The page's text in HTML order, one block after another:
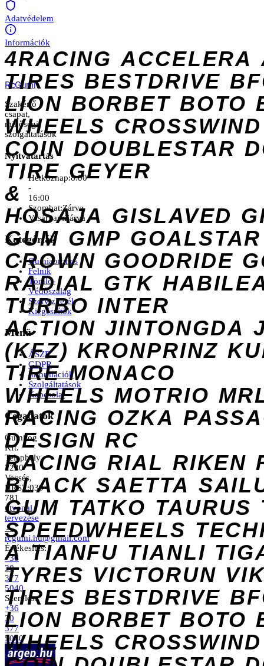
Adatvédelem
Információk
4RACING ACCELERA
TIRES BESTDRIVE
LION BORBET BOTO
WHEELS CROSSWIND
COIN DOUBLESTAR
TIRE GEYER
&
HOSAJA GISLAVED
GUM GMP GOALSTAR
CROWN GOODRIDE
RADIAL GTK
TURBO INTER
ACTION JINTONGDA
(KFZ) KRONPRINZ
TIRE MONACO
WHEELS MOTRIO
RACING OZKA
DESIGN RC
RACING RIAL RIKEN
BLACK SAETTA
GUM TATKO TAURUS
SPEEDWHEELS
A TIANFU TIANLI
TYRES VICTORUN
TIRES BESTDRIVE
LION BORBET BOTO
WHEELS CROSSWIND
RcGumi
Szakértő
csapat,
minőségi
szolgáltatások
Nyitvatartás
Hétköznap:8:00
-
16:00
Szombat:Zárva
Vasárnap:Zárva
Kategóriák
Gumiabroncs
Felnik
Tömlő-
Védőszalag
Szervizkerék
Kiegészítők
Menü
ÁSZF
GDPR
Információk
Szolgáltatások
Kapcsolat
Cégadatok
Gumilog
Kft.
Telephely
2220
Vecsés,
HRSZ:039
781
útvonal
tervezése
→
rcgumi.hu@gmail.com
Értékesítés:
+36
30
377
5040
Szerelés:
+36
30
377
5040